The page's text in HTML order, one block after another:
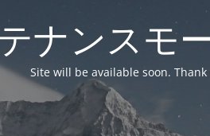
ナンスモ
Site will be available soon.